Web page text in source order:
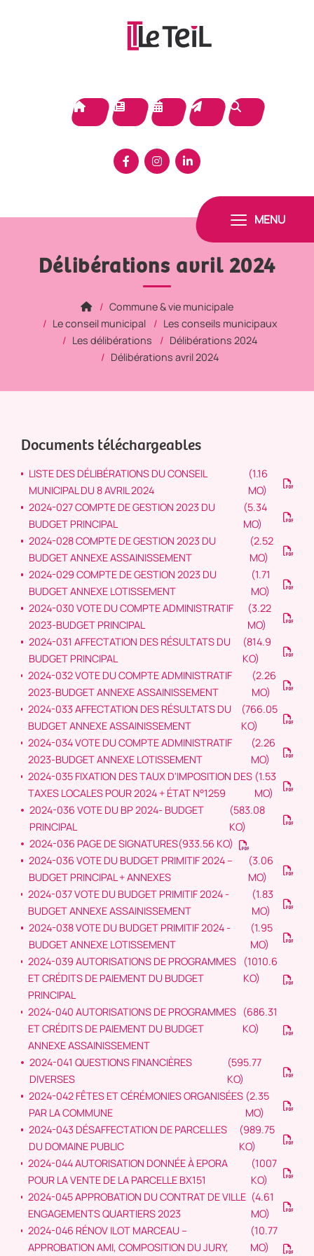
MENU
Délibérations avril 2024
Commune & vie municipale
Le conseil municipal
Les conseils municipaux
Les délibérations
Délibérations 2024
Délibérations avril 2024
Documents téléchargeables
LISTE DES DÉLIBÉRATIONS DU CONSEIL
MUNICIPAL DU 8 AVRIL 2024
(1.16
MO)
2024-027 COMPTE DE GESTION 2023 DU
BUDGET PRINCIPAL
(5.34
MO)
2024-028 COMPTE DE GESTION 2023 DU
BUDGET ANNEXE ASSAINISSEMENT
(2.52
MO)
2024-029 COMPTE DE GESTION 2023 DU
BUDGET ANNEXE LOTISSEMENT
(1.71
MO)
2024-030 VOTE DU COMPTE ADMINISTRATIF
2023-BUDGET PRINCIPAL
(3.22
MO)
2024-031 AFFECTATION DES RÉSULTATS DU
BUDGET PRINCIPAL
(814.9
KO)
2024-032 VOTE DU COMPTE ADMINISTRATIF
2023-BUDGET ANNEXE ASSAINISSEMENT
(2.26
MO)
2024-033 AFFECTATION DES RÉSULTATS DU
BUDGET ANNEXE ASSAINISSEMENT
(766.05
KO)
2024-034 VOTE DU COMPTE ADMINISTRATIF
2023-BUDGET ANNEXE LOTISSEMENT
(2.26
MO)
2024-035 FIXATION DES TAUX D'IMPOSITION DES
TAXES LOCALES POUR 2024 + ÉTAT N°1259
(1.53
MO)
2024-036 VOTE DU BP 2024- BUDGET
PRINCIPAL
(583.08
KO)
2024-036 PAGE DE SIGNATURES(933.56 KO)
2024-036 VOTE DU BUDGET PRIMITIF 2024 –
BUDGET PRINCIPAL + ANNEXES
(3.06
MO)
2024-037 VOTE DU BUDGET PRIMITIF 2024 -
BUDGET ANNEXE ASSAINISSEMENT
(1.83
MO)
2024-038 VOTE DU BUDGET PRIMITIF 2024 -
BUDGET ANNEXE LOTISSEMENT
(1.95
MO)
2024-039 AUTORISATIONS DE PROGRAMMES
ET CRÉDITS DE PAIEMENT DU BUDGET
PRINCIPAL
(1010.6
KO)
2024-040 AUTORISATIONS DE PROGRAMMES
ET CRÉDITS DE PAIEMENT DU BUDGET
ANNEXE ASSAINISSEMENT
(686.31
KO)
2024-041 QUESTIONS FINANCIÈRES
DIVERSES
(595.77
KO)
2024-042 FÊTES ET CÉRÉMONIES ORGANISÉES
PAR LA COMMUNE
(2.35
MO)
2024-043 DÉSAFFECTATION DE PARCELLES
DU DOMAINE PUBLIC
(989.75
KO)
2024-044 AUTORISATION DONNÉE À EPORA
POUR LA VENTE DE LA PARCELLE BX151
(1007
KO)
2024-045 APPROBATION DU CONTRAT DE VILLE
ENGAGEMENTS QUARTIERS 2023
(4.61
MO)
2024-046 RÉNOV ILOT MARCEAU –
APPROBATION AMI, COMPOSITION DU JURY,
(10.77
MO)